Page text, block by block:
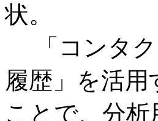
状。
「コンタク
履歴」を活
ことで、分